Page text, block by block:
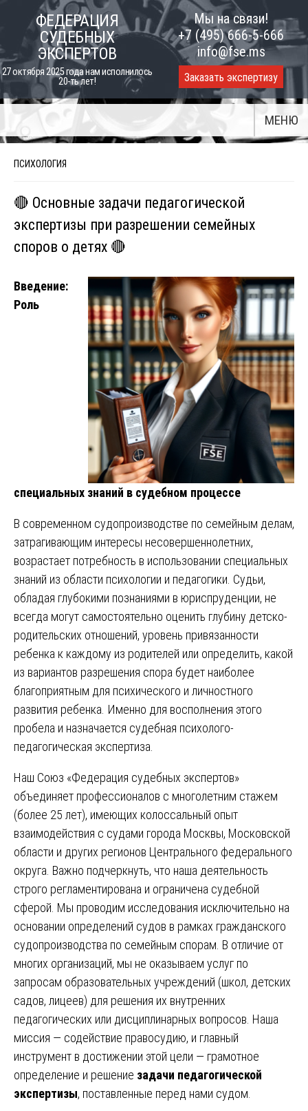
content
ФЕДЕРАЦИЯ
СУДЕБНЫХ
ЭКСПЕРТОВ
27 октября 2025 года нам исполнилось
20-ть лет!
Мы на связи!
+7 (495) 666-5-666
info@fse.ms
Заказать экспертизу
МЕНЮ
ПСИХОЛОГИЯ
🔴 Основные задачи педагогической
экспертизы при разрешении семейных
споров о детях 🔴
Введение:
Роль
специальных знаний в судебном процессе
В современном судопроизводстве по семейным делам,
затрагивающим интересы несовершеннолетних,
возрастает потребность в использовании специальных
знаний из области психологии и педагогики. Судьи,
обладая глубокими познаниями в юриспруденции, не
всегда могут самостоятельно оценить глубину детско-
родительских отношений, уровень привязанности
ребенка к каждому из родителей или определить, какой
из вариантов разрешения спора будет наиболее
благоприятным для психического и личностного
развития ребенка. Именно для восполнения этого
пробела и назначается судебная психолого-
педагогическая экспертиза.
Наш Союз «Федерация судебных экспертов»
объединяет профессионалов с многолетним стажем
(более 25 лет), имеющих колоссальный опыт
взаимодействия с судами города Москвы, Московской
области и других регионов Центрального федерального
округа. Важно подчеркнуть, что наша деятельность
строго регламентирована и ограничена судебной
сферой. Мы проводим исследования исключительно на
основании определений судов в рамках гражданского
судопроизводства по семейным спорам. В отличие от
многих организаций, мы не оказываем услуг по
запросам образовательных учреждений (школ, детских
садов, лицеев) для решения их внутренних
педагогических или дисциплинарных вопросов. Наша
миссия — содействие правосудию, и главный
инструмент в достижении этой цели — грамотное
определение и решение задачи педагогической
экспертизы, поставленные перед нами судом.